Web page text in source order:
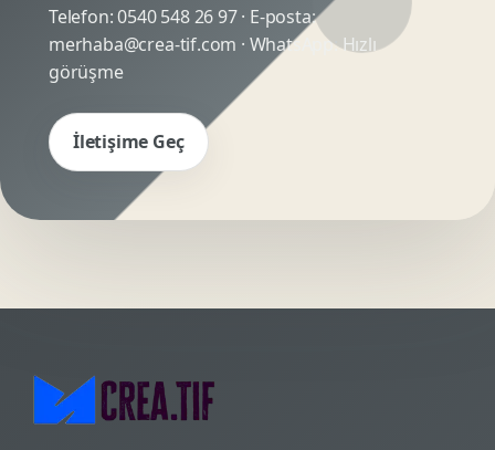
Telefon:0540 548 26 97· E-posta:
merhaba@crea-tif.com · WhatsApp:Hızlı
görüşme
İletişime Geç